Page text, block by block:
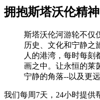
拥抱斯塔沃伦精神
斯塔沃伦河游轮不仅
历史、文化和宁静之
人的港湾，每时每刻
画之中。让永恒的莱
宁静的角落--以及更远
我们每周7天，24小时提供